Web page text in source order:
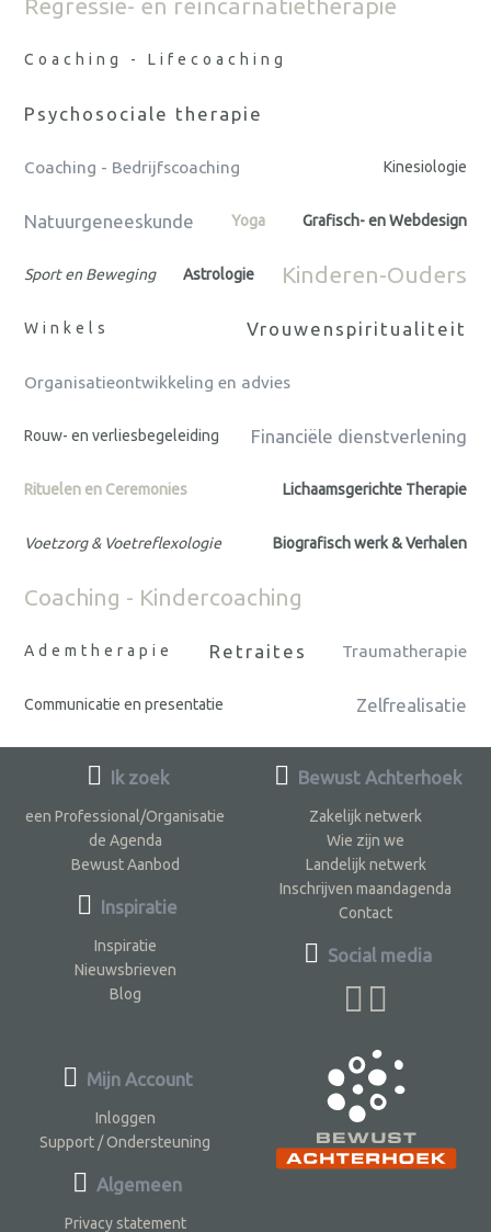
Regressie- en reïncarnatietherapie
Coaching - Lifecoaching
Psychosociale therapie
Coaching - Bedrijfscoaching Kinesiologie
Natuurgeneeskunde Yoga Grafisch- en Webdesign
Sport en Beweging Astrologie Kinderen-Ouders
Winkels Vrouwenspiritualiteit
Organisatieontwikkeling en advies
Rouw- en verliesbegeleiding Financiële dienstverlening
Rituelen en Ceremonies Lichaamsgerichte Therapie
Voetzorg & Voetreflexologie Biografisch werk & Verhalen
Coaching - Kindercoaching
Ademtherapie Retraites Traumatherapie
Communicatie en presentatie Zelfrealisatie
Ik zoek
een Professional/Organisatie
de Agenda
Bewust Aanbod
Inspiratie
Inspiratie
Nieuwsbrieven
Blog
Bewust Achterhoek
Zakelijk netwerk
Wie zijn we
Landelijk netwerk
Inschrijven maandagenda
Contact
Social media
Mijn Account
Inloggen
Support / Ondersteuning
Algemeen
Privacy statement